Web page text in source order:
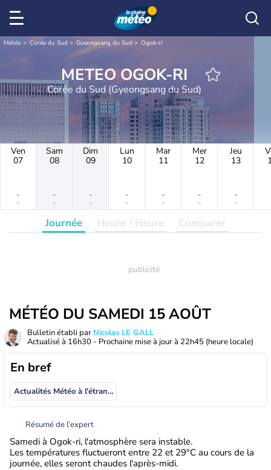
Météo Corée du Sud Gyeongsang du Sud Ogok-ri
METEO OGOK-RI
Corée du Sud (Gyeongsang du Sud)
Ven
07
-
-
Sam
08
-
-
Dim
09
-
-
Lun
10
-
-
Mar
11
-
-
Mer
12
-
-
Jeu
13
-
-
Journée Heure / Heure Comparer
MÉTÉO DU SAMEDI 15 AOÛT
Bulletin établi par Nicolas LE GALL
Actualisé à 16h30 - Prochaine mise à jour à 22h45 (heure locale)
En bref
Actualités Météo à l'étranger
Résumé de l’expert
Samedi à Ogok-ri, l'atmosphère sera instable.
Les températures fluctueront entre 22 et 29°C au cours de la
journée, elles seront chaudes l'après-midi.